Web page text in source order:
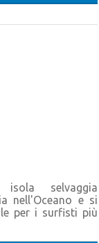
selvaggia
nell'Oceano e si
per i surfisti più